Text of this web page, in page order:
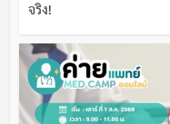
จริง!